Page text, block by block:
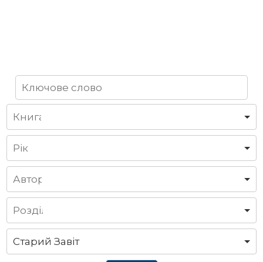
Старий Завіт